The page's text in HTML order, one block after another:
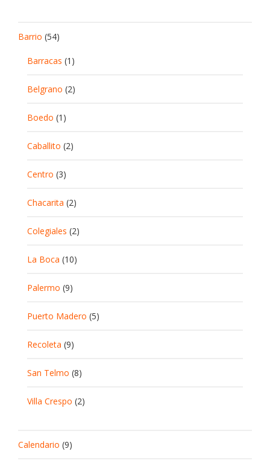
Barrio (54)
Barracas (1)
Belgrano (2)
Boedo (1)
Caballito (2)
Centro (3)
Chacarita (2)
Colegiales (2)
La Boca (10)
Palermo (9)
Puerto Madero (5)
Recoleta (9)
San Telmo (8)
Villa Crespo (2)
Calendario (9)